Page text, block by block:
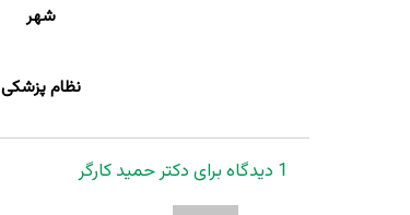
شهر
نظام پزشکی
1 دیدگاه برای دکتر حمید کارگر